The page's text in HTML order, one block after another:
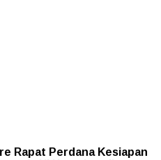
Rapat Perdana Kesiapan